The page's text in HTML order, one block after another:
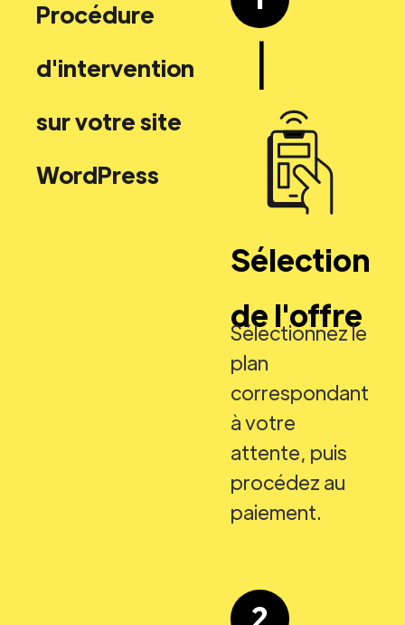
Procédure
d'intervention
sur votre site
WordPress
|
Sélection
de l'offre
Sélectionnez le
plan
correspondant
à votre
attente, puis
procédez au
paiement.
2